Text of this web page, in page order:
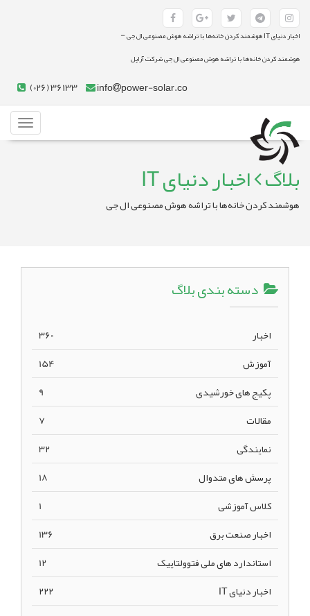
اخبار دنیای IT هوشمند کردن خانه‌ها با تراشه هوش مصنوعی ال جی -
هوشمند کردن خانه‌ها با تراشه هوش مصنوعی ال جی شرکت آراپل
info power-solar.co
(026) 36133
بلاگ اخبار دنیای IT
هوشمند کردن خانه‌ها با تراشه هوش مصنوعی ال جی
دسته بندی بلاگ
اخبار
360
آموزش
154
پکیج های خورشیدی
9
مقالات
7
نمایندگی
32
پرسش های متدوال
18
کلاس آموزشی
1
اخبار صنعت برق
136
استاندارد های ملی فتوولتاییک
12
اخبار دنیای IT
222